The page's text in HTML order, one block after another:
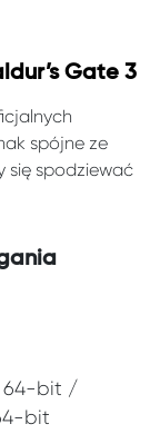
Gate 3
spójne ze
się spodziewać
64-bit /
bit